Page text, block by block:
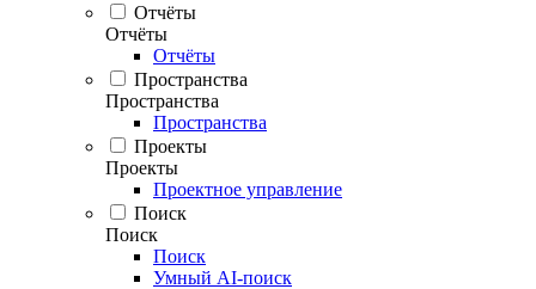
Отчёты
Отчёты
Отчёты
Пространства
Пространства
Пространства
Проекты
Проекты
Проектное управление
Поиск
Поиск
Поиск
Умный AI-поиск